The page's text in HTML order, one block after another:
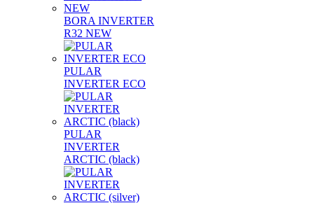
BORA INVERTER
R32 NEW
PULAR
INVERTER ECO
PULAR
INVERTER
ARCTIC (black)